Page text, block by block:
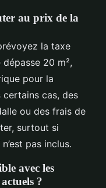
au prix de la
la taxe
20 m²,
pour la
certains cas, des
ou des frais de
surtout si
pas inclus.
avec les
?